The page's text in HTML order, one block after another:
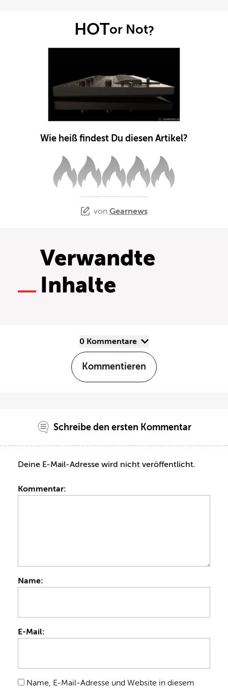
HOTor Not?
Wie heiß findest Du diesen Artikel?
von Gearnews
Verwandte
Inhalte
0 Kommentare
Kommentieren
Schreibe den ersten Kommentar
Deine E-Mail-Adresse wird nicht veröffentlicht.
Kommentar:
Name:
E-Mail:
Name, E-Mail-Adresse und Website in diesem